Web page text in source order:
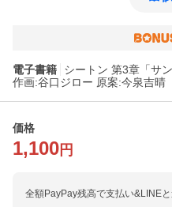
電子書籍
シートン 第3章「サ
作画:谷口ジロー 原案:今泉吉晴
価格
1,100 円
全額PayPay残高で支払い&LINE